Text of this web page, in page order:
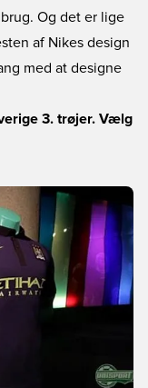
Og det er lige
af Nikes design
med at designe
3. trøjer. Vælg